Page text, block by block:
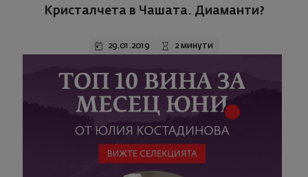
Кристалчета в Чашата. Диаманти?
29.01.2019 2 минути